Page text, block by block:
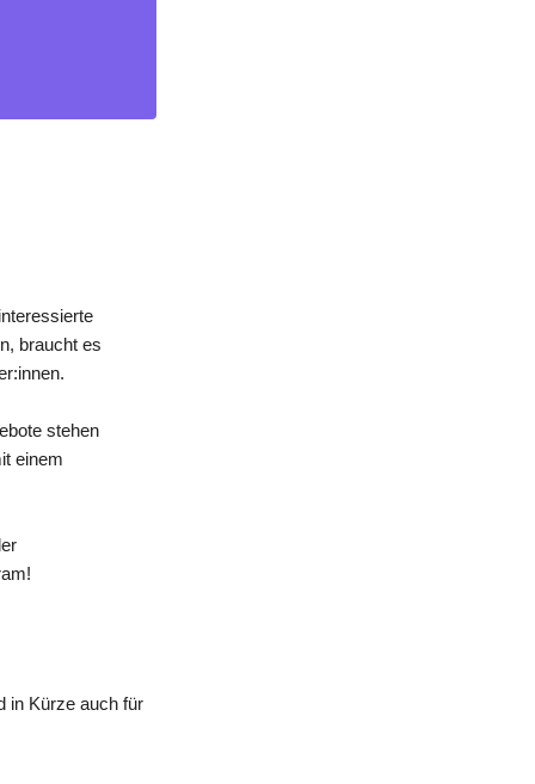
braucht es
stehen
einem
in Kürze auch für